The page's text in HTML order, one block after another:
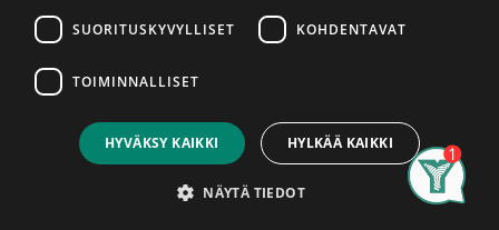
6,30€
Account
A-Laatu
Karavan STP 15x90 -sisäverhouspaneeli
on klassisen tyylikäs ja kestävä ratkaisu
sisätilojen verhoukseen. Paneeli sopii niin
hillityn harmoniseen kuin lämpimän
kodikkaaseen tai särmikkään
persoonalliseen sisustukseen.
SUORITUSKYVYLLISET KOHDENTAVAT
TOIMINNALLISET
HYVÄKSY KAIKKI HYLKÄÄ KAIKKI
NÄYTÄ TIEDOT